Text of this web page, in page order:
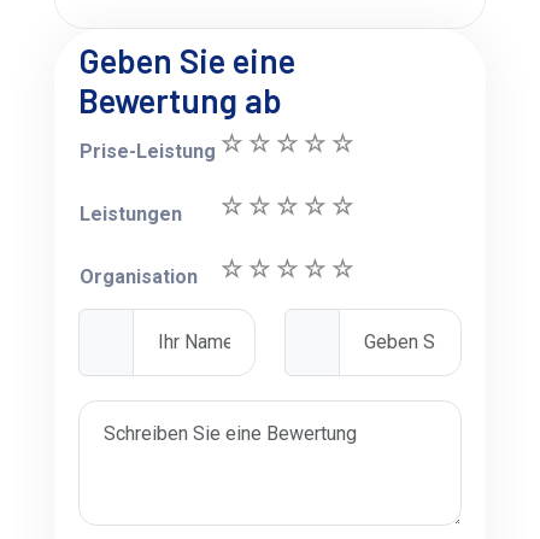
Geben Sie eine
Bewertung ab
Prise-Leistung
Leistungen
Organisation